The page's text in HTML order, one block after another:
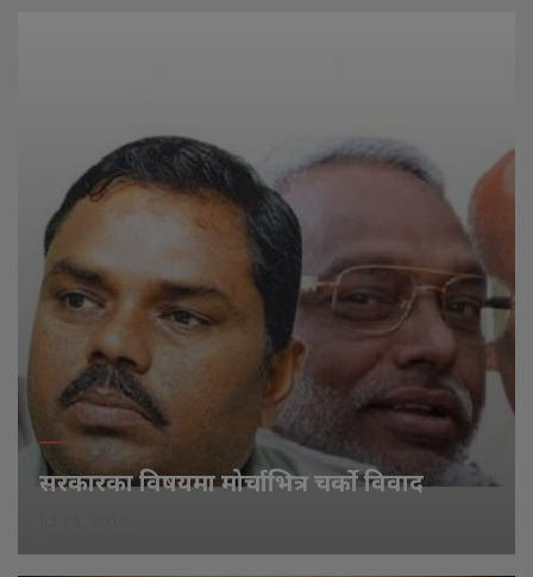
सरकारका विषयमा मोर्चाभित्र चर्को विवाद